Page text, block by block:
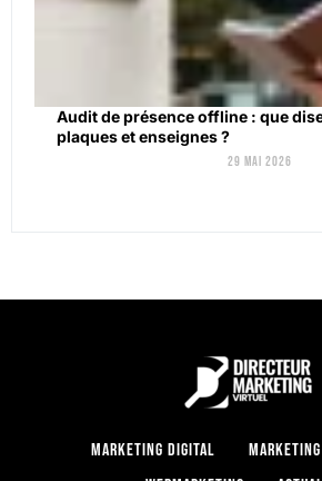
Audit de présence offline : que
plaques et enseignes ?
29 mai 2026
Marketing digital